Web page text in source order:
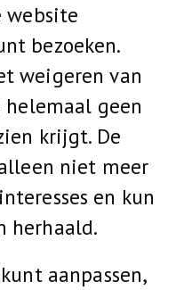
website
bezoeken.
weigeren van
geen
krijgt. De
niet meer
en kun
herhaald.
aanpassen,